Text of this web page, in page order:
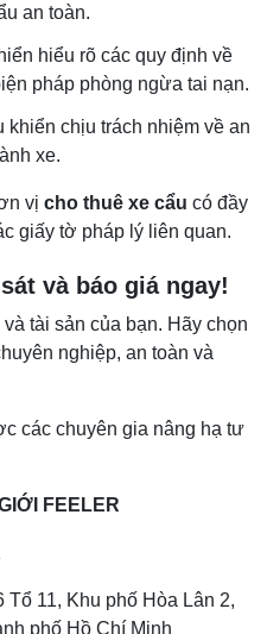
an toàn.
hiểu rõ các quy định về
pháp phòng ngừa tai nạn.
khiển chịu trách nhiệm về an
xe.
vị cho thuê xe cẩu có đầy
giấy tờ pháp lý liên quan.
và báo giá ngay!
tài sản của bạn. Hãy chọn
nghiệp, an toàn và
các chuyên gia nâng hạ tư
FEELER
Tổ 11, Khu phố Hòa Lân 2,
phố Hồ Chí Minh